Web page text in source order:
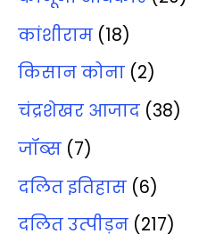
कांशीराम (18)
किसान कोना (2)
चंद्रशेखर आजाद (38)
जॉब्‍स (7)
दलित इतिहास (6)
दलित उत्‍पीड़न (217)